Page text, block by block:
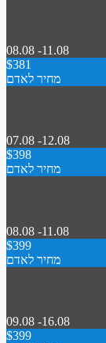
08.08 -11.08
$381
מחיר לאדם
07.08 -12.08
$398
מחיר לאדם
08.08 -11.08
$399
מחיר לאדם
09.08 -16.08
$399